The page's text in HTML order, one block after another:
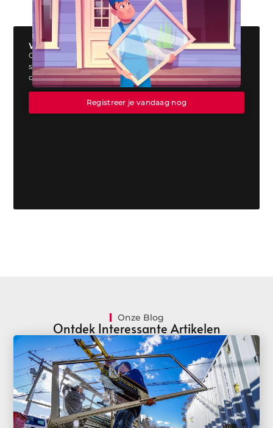
Wil jij ook een blog plaatsen op onze website?
Ons platform biedt jou de perfecte mogelijkheid om jouw
stem te laten horen. Registreer vandaag nog en start
direct met publiceren!
Registreer je vandaag nog
Onze Blog
Ontdek Interessante Artikelen